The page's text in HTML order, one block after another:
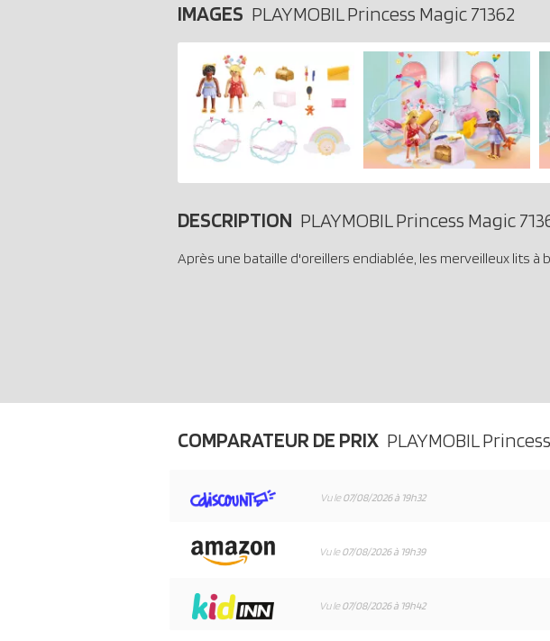
IMAGES PLAYMOBIL Princess Magic 71362
DESCRIPTION PLAYMOBIL Princess Magic
Après une bataille d'oreillers endiablée, les merveilleux lits
COMPARATEUR DE PRIX PLAYMOBIL
Vu le07/08/2026 à 19h32
Vu le07/08/2026 à 19h39
Vu le07/08/2026 à 19h42